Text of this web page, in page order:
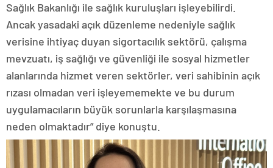
Sağlık Bakanlığı ile sağlık kuruluşları işleyebilirdi.
Ancak yasadaki açık düzenleme nedeniyle sağlık
verisine ihtiyaç duyan sigortacılık sektörü, çalışma
mevzuatı, iş sağlığı ve güvenliği ile sosyal hizmetler
alanlarında hizmet veren sektörler, veri sahibinin açık
rızası olmadan veri işleyememekte ve bu durum
uygulamacıların büyük sorunlarla karşılaşmasına
neden olmaktadır” diye konuştu.